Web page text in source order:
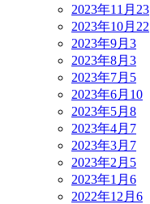
2023年11月 23
2023年10月 22
2023年9月 3
2023年8月 3
2023年7月 5
2023年6月 10
2023年5月 8
2023年4月 7
2023年3月 7
2023年2月 5
2023年1月 6
2022年12月 6